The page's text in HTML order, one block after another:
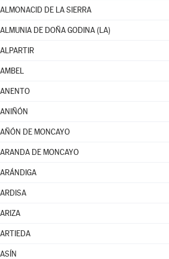
ALMONACID DE LA SIERRA
ALMUNIA DE DOÑA GODINA (LA)
ALPARTIR
AMBEL
ANENTO
ANIÑÓN
AÑÓN DE MONCAYO
ARANDA DE MONCAYO
ARÁNDIGA
ARDISA
ARIZA
ARTIEDA
ASÍN